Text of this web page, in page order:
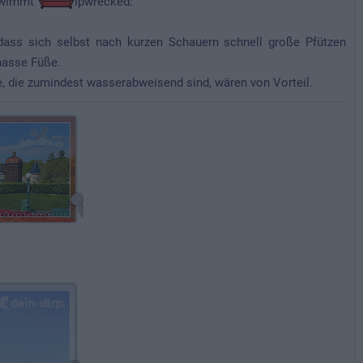
sich selbst nach kurzen Schauern schnell große Pfützen
Füße.
zumindest wasserabweisend sind, wären von Vorteil.